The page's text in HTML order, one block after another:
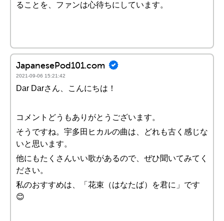
ることを、ファンは心待ちにしています。
JapanesePod101.com
2021-09-06 15:21:42
Dar Darさん、こんにちは！
コメントどうもありがとうございます。
そうですね。宇多田ヒカルの曲は、どれも古く感じな
いと思います。
他にもたくさんいい歌があるので、ぜひ聞いてみてく
ださい。
私のおすすめは、「花束（はなたば）を君に」です
😊